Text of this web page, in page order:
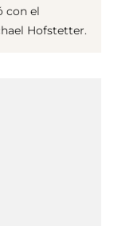
con el
Hofstetter.